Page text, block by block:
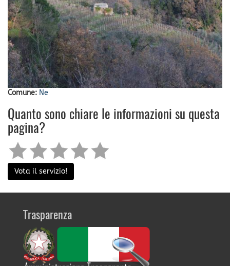
Comune: Ne
Quanto sono chiare le informazioni su questa
pagina?
Vota il servizio!
Trasparenza